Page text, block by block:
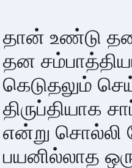
தான் உண்டு
தன
கெடுதலும்
திருப்தியாக
என்று சொல்லி
பயனில்லாத